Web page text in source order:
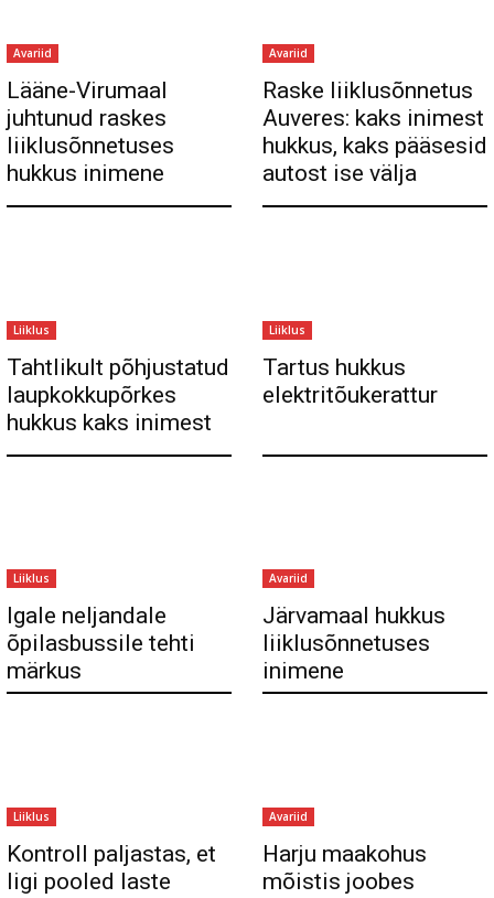
Avariid
Lääne-Virumaal
juhtunud raskes
liiklusõnnetuses
hukkus inimene
Avariid
Raske liiklusõnnetus
Auveres: kaks inimest
hukkus, kaks pääsesid
autost ise välja
Liiklus
Tahtlikult põhjustatud
laupkokkupõrkes
hukkus kaks inimest
Liiklus
Tartus hukkus
elektritõukerattur
Liiklus
Igale neljandale
õpilasbussile tehti
märkus
Avariid
Järvamaal hukkus
liiklusõnnetuses
inimene
Liiklus
Kontroll paljastas, et
ligi pooled laste
Avariid
Harju maakohus
mõistis joobes